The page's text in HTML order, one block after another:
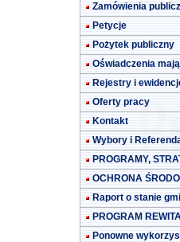
Zamówienia
Petycje
Pożytek publiczny
Oświadczenia
Rejestry i
Oferty pracy
Kontakt
Wybory i
PROGRAMY,
OCHRONA
Raport o stanie
PROGRAM
Ponowne